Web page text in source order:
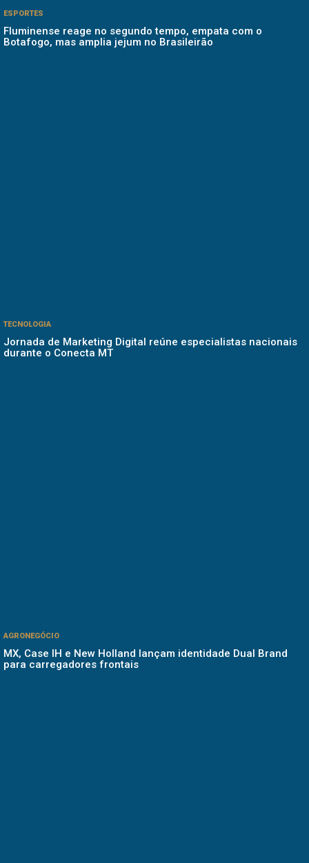
ESPORTES
Fluminense reage no segundo tempo, empata com o
Botafogo, mas amplia jejum no Brasileirão
TECNOLOGIA
Jornada de Marketing Digital reúne especialistas nacionais
durante o Conecta MT
AGRONEGÓCIO
MX, Case IH e New Holland lançam identidade Dual Brand
para carregadores frontais